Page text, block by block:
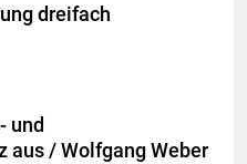
dreifach
und
aus / Wolfgang Weber